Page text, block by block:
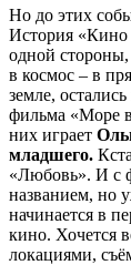
Но до этих
История «Кино
одной стороны,
в космос – в
земле,
фильма «Море
них играет
младшего.
«Любовь». И с
названием, но
начинается в
кино. Хочется
локациями,